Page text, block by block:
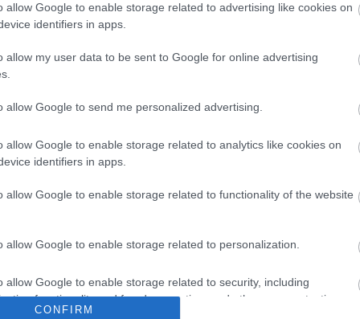
allow Google to enable storage related to advertising like cookies on
identifiers in apps.
allow my user data to be sent to Google for online advertising
allow Google to send me personalized advertising.
allow Google to enable storage related to analytics like cookies on
identifiers in apps.
allow Google to enable storage related to functionality of the website
allow Google to enable storage related to personalization.
allow Google to enable storage related to security, including
functionality and fraud prevention, and other user protection.
CONFIRM
az egészségünkkel?
az egész országot a koronavírus ellen –
Később visszakoztak, s már csak arról beszéltek,
valamilyen csoda folytán lenne is, ezek az ígéretek
TOVÁBB
komment
oltás gyógyítás